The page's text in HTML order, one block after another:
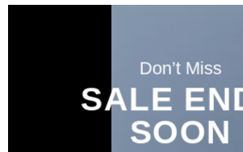
Don’t Miss
SALE
SOON